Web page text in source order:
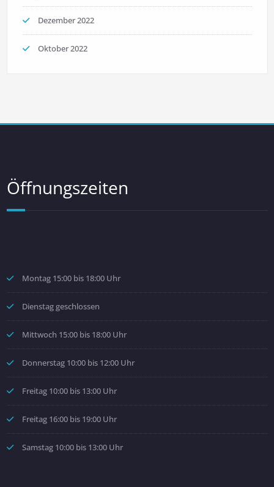
Dezember 2022
Oktober 2022
Öffnungszeiten
Montag 15:00 bis 18:00 Uhr
Dienstag geschlossen
Mittwoch 15:00 bis 18:00 Uhr
Donnerstag 10:00 bis 12:00 Uhr
Freitag 10:00 bis 13:00 Uhr
Freitag 16:00 bis 19:00 Uhr
Samstag 10:00 bis 13:00 Uhr